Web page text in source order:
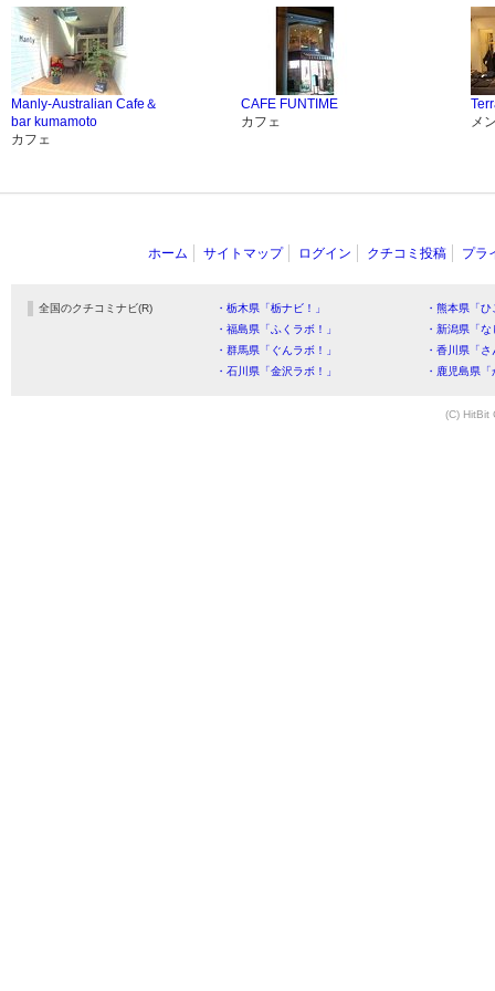
Manly-Australian Cafe＆
bar kumamoto
カフェ
CAFE FUNTIME
カフェ
メ
ホーム サイトマップ ログイン クチコミ投稿 プラ
全国のクチコミナビ(R) ・栃木県「栃ナビ！」
・熊本県「
・福島県「ふくラボ！」
・新潟県「
・群馬県「ぐんラボ！」
・香川県「
・石川県「金沢ラボ！」
・鹿児島県
(C) HitBit